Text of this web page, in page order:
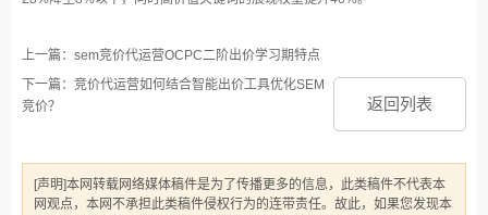
上一篇：sem竞价代运营OCPC二阶出价学习期特点
下一篇：竞价代运营如何结合智能出价工具优化SEM
竞价？
返回列表
[声明]本网转载网络媒体稿件是为了传播更多的信息，此类稿件不代表本
网观点，本网不承担此类稿件侵权行为的连带责任。故此，如果您发现本